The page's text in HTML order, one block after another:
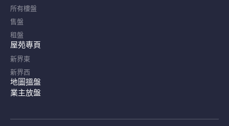
所有樓盤
售盤
租盤
屋苑專頁
新界東
新界西
地圖搵盤
業主放盤